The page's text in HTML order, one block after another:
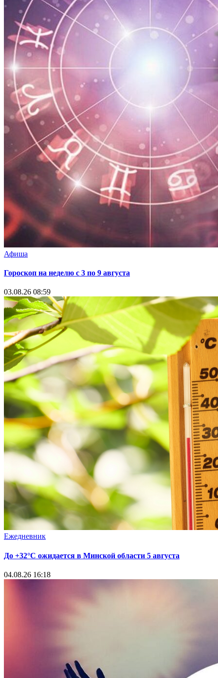
Афиша
Гороскоп на неделю с 3 по 9 августа
03.08.26 08:59
Ежедневник
До +32°С ожидается в Минской области 5 августа
04.08.26 16:18